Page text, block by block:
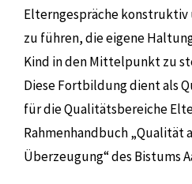
Elterngespräche
zu führen, die eigene
Kind in den Mittelpunkt zu
Diese Fortbildung dient als
für die Qualitätsbereiche
Rahmenhandbuch „Qualität
Überzeugung“ des Bistums